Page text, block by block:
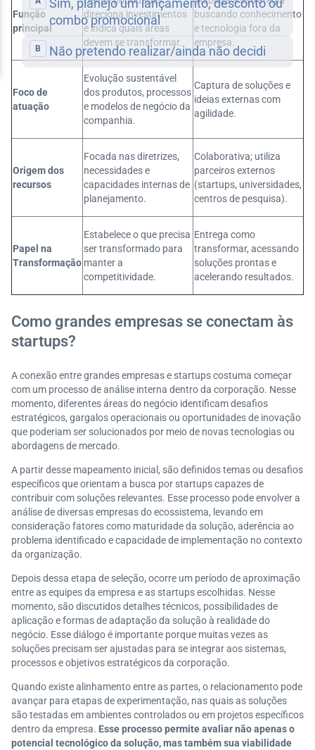
Função
principal
direciona investimentos
e indica quais áreas
devem se transformar.
buscando conhecimento
e tecnologia fora da
empresa.
Foco de
atuação
Evolução sustentável
dos produtos, processos
e modelos de negócio da
companhia.
Captura de soluções e
ideias externas com
agilidade.
Origem dos
recursos
Focada nas diretrizes,
necessidades e
capacidades internas de
planejamento.
Colaborativa; utiliza
parceiros externos
(startups, universidades,
centros de pesquisa).
Papel na
Transformação
Estabelece o que precisa
ser transformado para
manter a
competitividade.
Entrega como
transformar, acessando
soluções prontas e
acelerando resultados.
Como grandes empresas se conectam às
startups?
A conexão entre grandes empresas e startups costuma começar
com um processo de análise interna dentro da corporação. Nesse
momento, diferentes áreas do negócio identificam desafios
estratégicos, gargalos operacionais ou oportunidades de inovação
que poderiam ser solucionados por meio de novas tecnologias ou
abordagens de mercado.
A partir desse mapeamento inicial, são definidos temas ou desafios
específicos que orientam a busca por startups capazes de
contribuir com soluções relevantes. Esse processo pode envolver a
análise de diversas empresas do ecossistema, levando em
consideração fatores como maturidade da solução, aderência ao
problema identificado e capacidade de implementação no contexto
da organização.
Depois dessa etapa de seleção, ocorre um período de aproximação
entre as equipes da empresa e as startups escolhidas. Nesse
momento, são discutidos detalhes técnicos, possibilidades de
aplicação e formas de adaptação da solução à realidade do
negócio. Esse diálogo é importante porque muitas vezes as
soluções precisam ser ajustadas para se integrar aos sistemas,
processos e objetivos estratégicos da corporação.
Quando existe alinhamento entre as partes, o relacionamento pode
avançar para etapas de experimentação, nas quais as soluções
são testadas em ambientes controlados ou em projetos específicos
dentro da empresa. Esse processo permite avaliar não apenas o
potencial tecnológico da solução, mas também sua viabilidade